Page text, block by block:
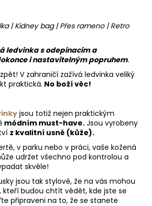
d
c
í
p
r
y
v
ý
p
i
s
u
| Kidney bag | Přes rameno | Retro
ledvinka s odepínacím a
i nastavitelným popruhem.
V zahraničí zažívá ledvinka veliký
praktická. No boží věc!
jsou totiž nejen praktickým
módním must-have. Jsou vyrobeny
z kvalitní usně (kůže).
v parku nebo v práci, vaše kožená
udržet všechno pod kontrolou a
skvěle!
jsou tak stylové, že na vás mohou
budou chtít vědět, kde jste se
připraveni na to, že se stanete